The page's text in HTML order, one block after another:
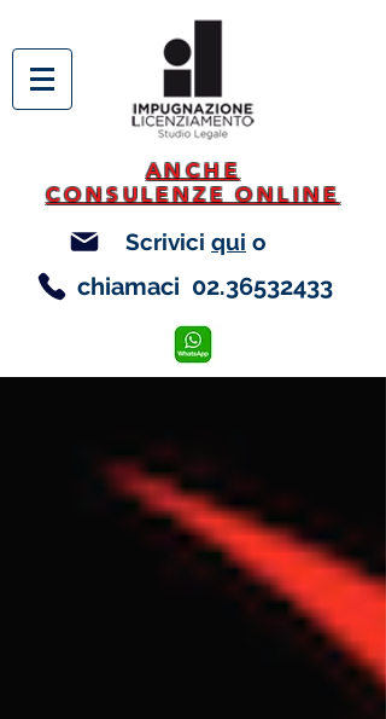
ANCHE
CONSULENZE ONLINE
Scrivici qui o
chiamaci 02.36532433